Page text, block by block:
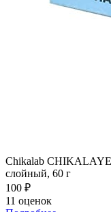
Chikalab
слойный, 60 г
100 ₽
11 оценок